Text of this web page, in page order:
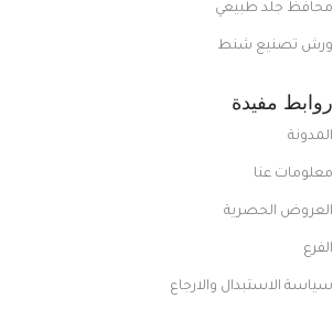
محافظ جلد طبيعي
ورش تصنيع شنط
روابط مفيدة
المدونة
معلومات عنا
العروض الحصرية
الفرع
سياسة الاستبدال والارجاع